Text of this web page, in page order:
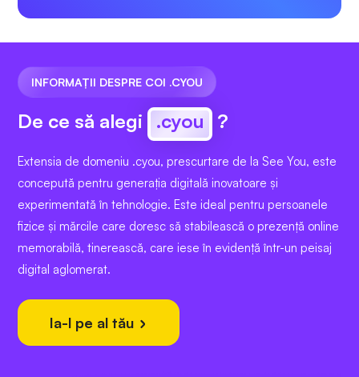
INFORMAȚII DESPRE COI .CYOU
De ce să alegi .cyou ?
Extensia de domeniu .cyou, prescurtare de la See You, este
concepută pentru generația digitală inovatoare și
experimentată în tehnologie. Este ideal pentru persoanele
fizice și mărcile care doresc să stabilească o prezență online
memorabilă, tinerească, care iese în evidență într-un peisaj
digital aglomerat.
Ia-l pe al tău